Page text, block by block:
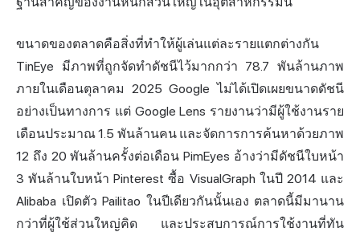
ขนาดของตลาดคือสิ่งที่ทำให้ผู้เล่นแต่ละรายแตกต่างกัน
TinEye มีภาพที่ถูกจัดทำดัชนีไว้มากกว่า 78.7 พันล้านภาพ
ภายในเดือนตุลาคม 2025 Google ไม่ได้เปิดเผยขนาดดัชนี
อย่างเป็นทางการ แต่ Google Lens รายงานว่ามีผู้ใช้งานราย
เดือนประมาณ 1.5 พันล้านคน และจัดการการค้นหาด้วยภาพ
12 ถึง 20 พันล้านครั้งต่อเดือน PimEyes อ้างว่ามีดัชนีใบหน้า
3 พันล้านใบหน้า Pinterest ซื้อ VisualGraph ในปี 2014 และ
Alibaba เปิดตัว Pailitao ในปีเดียวกันนั้นเอง ตลาดนี้มีมานาน
กว่าที่ผู้ใช้ส่วนใหญ่คิด และประสบการณ์การใช้งานที่ทัน